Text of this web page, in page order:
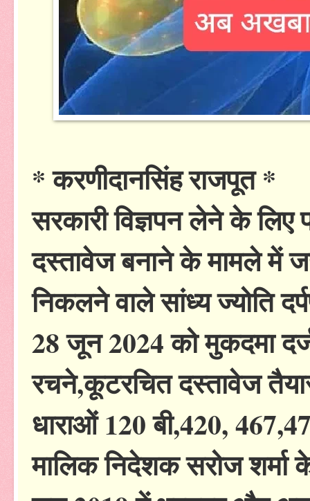
* करणीदानसिंह राजपूत *
सरकारी विज्ञपन लेने के
दस्तावेज बनाने के मामले में
निकलने वाले सांध्य ज्योति
28 जून 2024 को मुकदमा
रचने,कूटरचित दस्तावेज
धाराओं 120 बी,420,
मालिक निदेशक सरोज शर्मा